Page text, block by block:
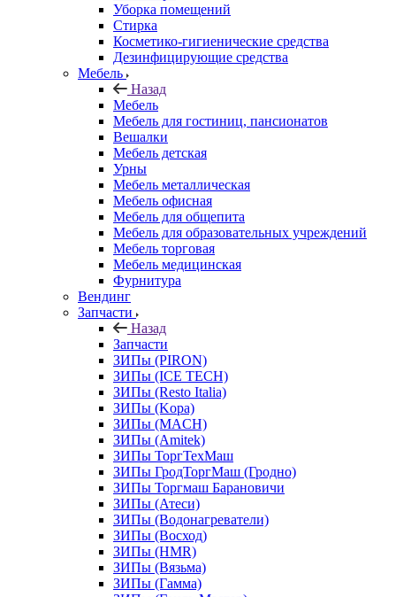
Уборка помещений
Стирка
Косметико-гигиенические средства
Дезинфицирующие средства
Мебель
Назад
Мебель
Мебель для гостиниц, пансионатов
Вешалки
Мебель детская
Урны
Мебель металлическая
Мебель офисная
Мебель для общепита
Мебель для образовательных учреждений
Мебель торговая
Мебель медицинская
Фурнитура
Вендинг
Запчасти
Назад
Запчасти
ЗИПы (PIRON)
ЗИПы (ICE TECH)
ЗИПы (Resto Italia)
ЗИПы (Kopa)
ЗИПы (MACH)
ЗИПы (Amitek)
ЗИПы ТоргТехМаш
ЗИПы ГродТоргМаш (Гродно)
ЗИПы Торгмаш Барановичи
ЗИПы (Атеси)
ЗИПы (Водонагреватели)
ЗИПы (Восход)
ЗИПы (HMR)
ЗИПы (Вязьма)
ЗИПы (Гамма)